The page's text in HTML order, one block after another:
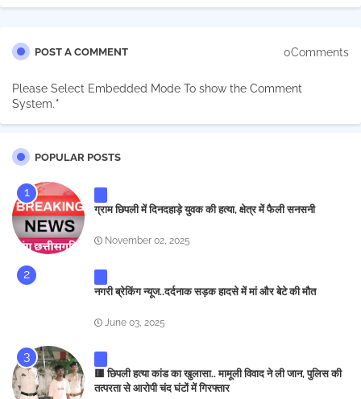
POST A COMMENT 0Comments
Please Select Embedded Mode To show the Comment
System.*
POPULAR POSTS
ग्राम छिपली में दिनदहाड़े युवक की हत्या, क्षेत्र में फैली सनसनी
November 02, 2025
नगरी ब्रेकिंग न्यूज..दर्दनाक सड़क हादसे में मां और बेटे की मौत
June 03, 2025
🟥 छिपली हत्या कांड का खुलासा.. मामूली विवाद ने ली जान, पुलिस की
तत्परता से आरोपी चंद घंटों में गिरफ्तार